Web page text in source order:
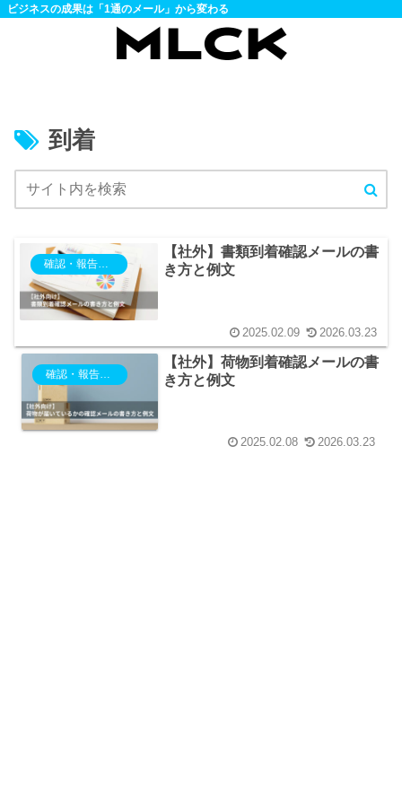
ビジネスの成果は「1通のメール」から変わる
到着
確認・報告・相談
【社外】書類到着確認メールの書
き方と例文
2025.02.09 2026.03.23
【社外】荷物到着確認メールの書
き方と例文
2025.02.08 2026.03.23